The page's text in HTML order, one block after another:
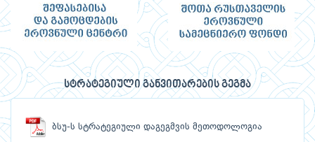
სტრატეგიული განვითარების გეგმა
ბსუ-ს სტრატეგიული დაგეგმვის მეთოდოლოგია